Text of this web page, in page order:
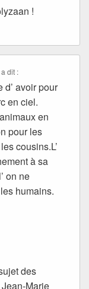
!
a dit :
avoir pour
en ciel.
en
pour les
cousins.L’
à sa
on ne
humains.
des
Marie